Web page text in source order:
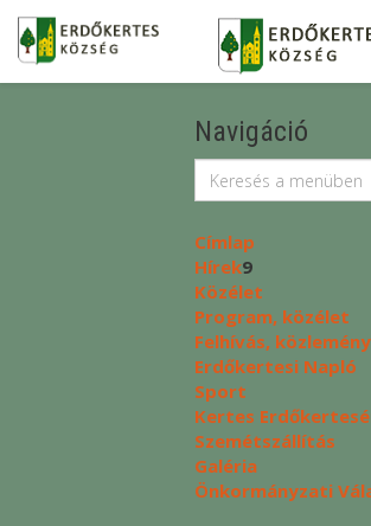
Navigáció
Címlap
Hírek9
Közélet
Program, közélet
Felhívás, közlemény
Erdőkertesi Napló
Sport
Kertes
Szemétszállítás
Galéria
Önkormányzati